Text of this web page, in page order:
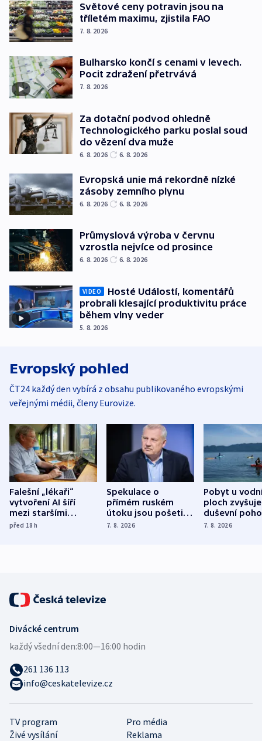
Světové ceny potravin jsou na
tříletém maximu, zjistila FAO
7. 8. 2026
Bulharsko končí s cenami v levech.
Pocit zdražení přetrvává
7. 8. 2026
Za dotační podvod ohledně
Technologického parku poslal soud
do vězení dva muže
6. 8. 2026 6. 8. 2026
Evropská unie má rekordně nízké
zásoby zemního plynu
6. 8. 2026 6. 8. 2026
Průmyslová výroba v červnu
vzrostla nejvíce od prosince
6. 8. 2026 6. 8. 2026
VIDEO
Hosté Událostí, komentářů
probrali klesající produktivitu práce
během vlny veder
5. 8. 2026
Evropský pohled
ČT24 každý den vybírá z obsahu publikovaného evropskými
veřejnými médii, členy Eurovize.
Falešní „lékaři“
vytvoření AI šíří
mezi staršími
Poláky nebezpečné
před 18h
Spekulace o
přímém ruském
útoku jsou pošetilé,
míní estonský
7. 8. 2026
Pobyt u
ploch zvyšuje
duševní
ukázala
7. 8. 2026
TV program
Pro média
Živé vysílání
Reklama
Divácké centrum
každý všední den:8:00—16:00 hodin
261 136 113
info@ceskatelevize.cz